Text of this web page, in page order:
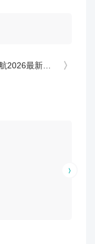
新版免费版下载安装